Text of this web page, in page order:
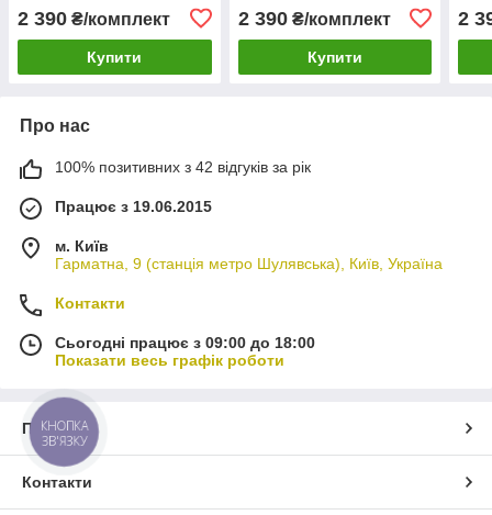
2 390 ₴/комплект
Купити
2 390₴/комплект
Купити
2
Про нас
100% позитивних з 42 відгуків за рік
Працює з 19.06.2015
м. Київ
Гарматна, 9 (станція метро Шулявська), Київ, Україна
Контакти
Сьогодні працює з 09:00 до 18:00
Показати весь графік роботи
Про нас
Контакти
КНОПКА
ЗВ'ЯЗКУ